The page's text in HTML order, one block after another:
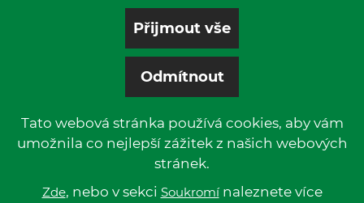
vaší doručené poště.
© 2019 P & L, spol. s r. o. | All rights reserved.
Powered byKentico
Tato webová stránka používá cookies, aby vám
umožnila co nejlepší zážitek z našich webových
stránek.
Zde, nebo v sekci Soukromínaleznete více